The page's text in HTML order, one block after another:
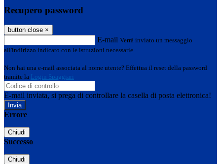
Recupero password
button close ×
E-mail Verrà inviato un messaggio
all'indirizzo indicato con le istruzioni necessarie.
Non hai una e-mail associata al nome utente? Effettua il reset della password
tramite la Login Spaggiari
E-mail inviata, si prega di controllare la casella di posta elettronica!
Errore
Chiudi
Successo
Chiudi